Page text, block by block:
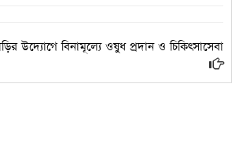
উদ্যোগে বিনামূল্যে ওষুধ প্রদান ও চিকিৎসাসেবা